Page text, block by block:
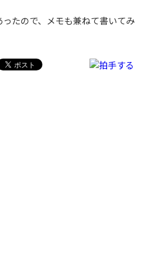
たので、メモも兼ねて書いてみ